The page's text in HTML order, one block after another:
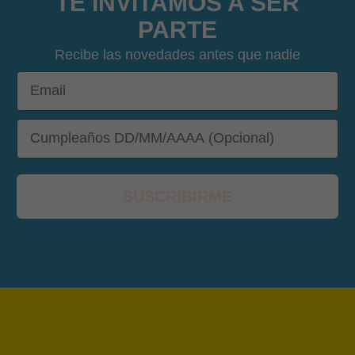
PARTE
Recibe las novedades antes que nadie
Email
DOB